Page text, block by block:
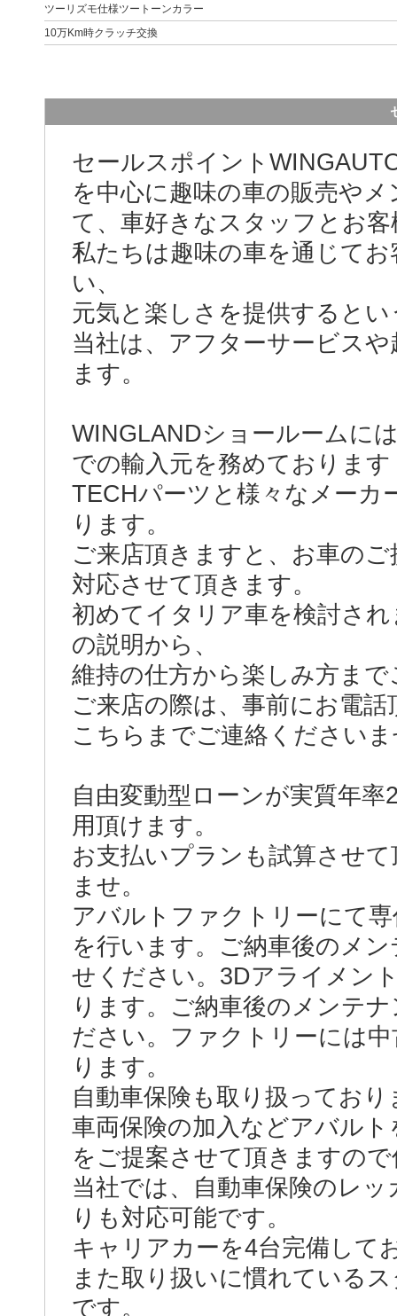
ツーリズモ仕様ツートーンカラー
10万Km時クラッチ交換
セールスポイント
を中心に趣味の車の販売や
て、車好きなスタッフとお
私たちは趣味の車を通じて
い、
元気と楽しさを提供すると
当社は、アフターサービス
ます。
WINGLANDショールームに
での輸入元を務めておりま
TECHパーツと様々なメーカ
ります。
ご来店頂きますと、お車の
対応させて頂きます。
初めてイタリア車を検討さ
の説明から、
維持の仕方から楽しみ方ま
ご来店の際は、事前にお電
こちらまでご連絡ください
自由変動型ローンが実質年
用頂けます。
お支払いプランも試算させ
ませ。
アバルトファクトリーにて
を行います。ご納車後のメ
せください。3Dアライメン
ります。ご納車後のメンテ
ださい。ファクトリーには
ります。
自動車保険も取り扱っており
車両保険の加入などアバル
をご提案させて頂きますの
当社では、自動車保険のレ
りも対応可能です。
キャリアカーを4台完備して
また取り扱いに慣れている
です。